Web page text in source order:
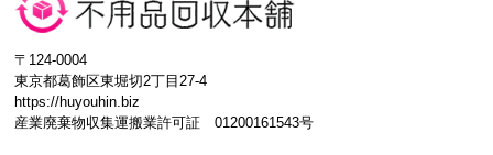
〒124-0004
東京都葛飾区東堀切2丁目27-4
https://huyouhin.biz
産業廃棄物収集運搬業許可証 01200161543号